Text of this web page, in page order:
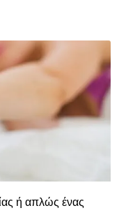
ή απλώς ένας